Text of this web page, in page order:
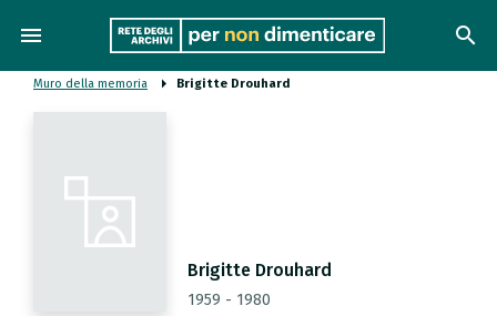
menu search
Muro della memoria Brigitte Drouhard
Brigitte Drouhard
1959 - 1980